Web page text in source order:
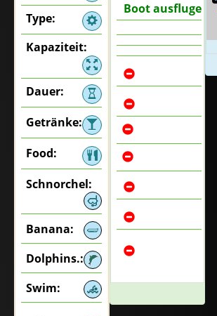
Type:
Kapaziteit:
Dauer:
Getränke:
Food:
Schnorchel:
Banana:
Dolphins.:
Swim:
Boot ausfluge